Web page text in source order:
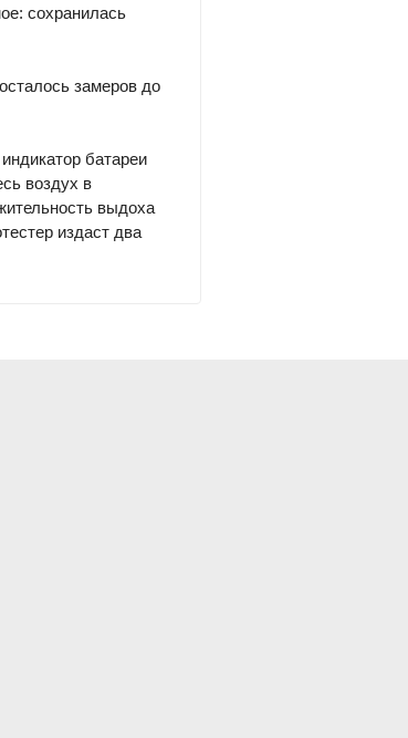
сохранилась
замеров до
батареи
воздух в
выдоха
издаст два